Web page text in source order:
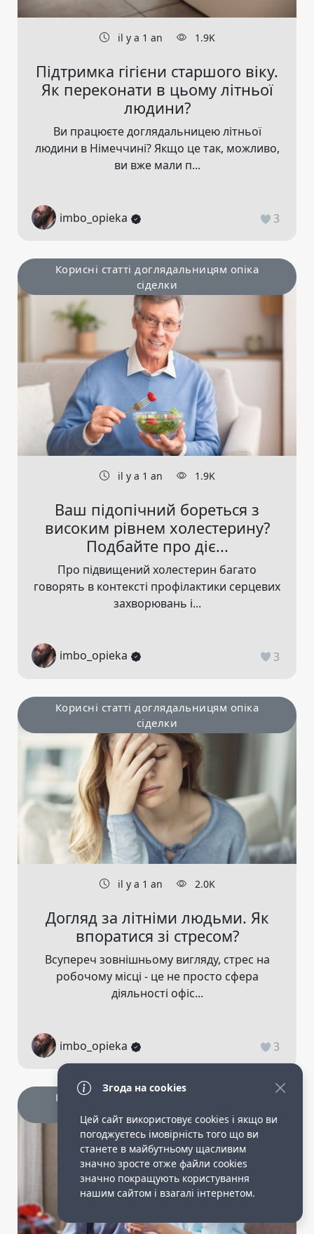
il y a 1 an 1.9K
Підтримка гігієни старшого віку.
Як переконати в цьому літньої
людини?
Ви працюєте доглядальницею літньої
людини в Німеччині? Якщо це так, можливо,
ви вже мали п...
imbo_opieka 3
Корисні статті доглядальницям опіка
сіделки
il y a 1 an 1.9K
Ваш підопічний бореться з
високим рівнем холестерину?
Подбайте про діє...
Про підвищений холестерин багато
говорять в контексті профілактики серцевих
захворювань і...
imbo_opieka 3
Корисні статті доглядальницям опіка
сіделки
il y a 1 an 2.0K
Догляд за літніми людьми. Як
впоратися зі стресом?
Всупереч зовнішньому вигляду, стрес на
робочому місці - це не просто сфера
діяльності офіс...
imbo_opieka 3
Корисні статті доглядальницям опіка
Згода на cookies
Цей сайт використовує cookies і якщо ви
погоджуєтесь імовірність того що ви
станете в майбутньому щасливим
значно зросте отже файли cookies
значно покращують користування
нашим сайтом і взагалі інтернетом.